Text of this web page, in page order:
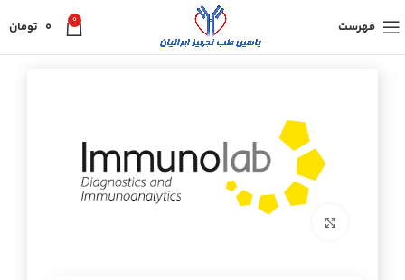
فهرست 0
0 تومان